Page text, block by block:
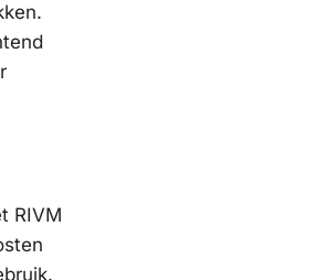
RIVM